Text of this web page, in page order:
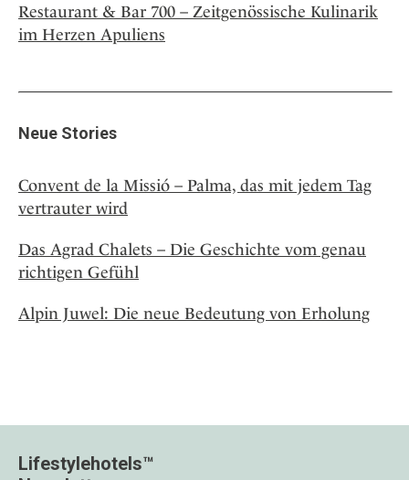
Restaurant & Bar 700 – Zeitgenössische Kulinarik
im Herzen Apuliens
Neue Stories
Convent de la Missió – Palma, das mit jedem Tag
vertrauter wird
Das Agrad Chalets – Die Geschichte vom genau
richtigen Gefühl
Alpin Juwel: Die neue Bedeutung von Erholung
Lifestylehotels™